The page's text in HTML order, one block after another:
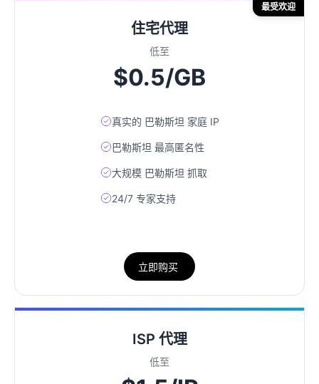
住宅代理
低至
$0.5/GB
真实的 巴勒斯坦 家庭 IP
巴勒斯坦 最高匿名性
大规模 巴勒斯坦 抓取
24/7 专家支持
最受欢迎
立即购买
ISP 代理
低至